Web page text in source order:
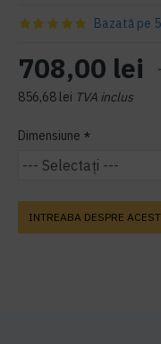
Bazată pe
708,00 lei
856,68 lei TVA inclus
Dimensiune
INTREABA DESPRE